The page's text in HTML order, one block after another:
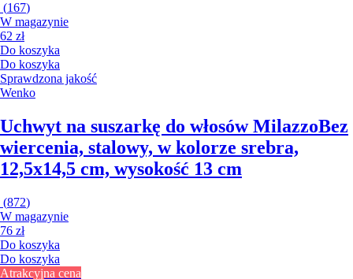
(167)
W magazynie
62 zł
Do koszyka
Do koszyka
Sprawdzona jakość
Wenko
Uchwyt na suszarkę do włosów MilazzoBez
wiercenia, stalowy, w kolorze srebra,
12,5x14,5 cm, wysokość 13 cm
(872)
W magazynie
76 zł
Do koszyka
Do koszyka
Atrakcyjna cena